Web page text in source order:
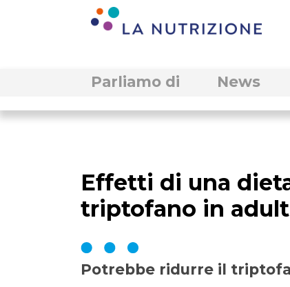
Parliamo di News
Effetti di una
triptofano in
Potrebbe ridurre il